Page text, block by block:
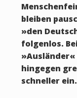
bleiben
»den
folgenlos.
hingegen
schneller ein.